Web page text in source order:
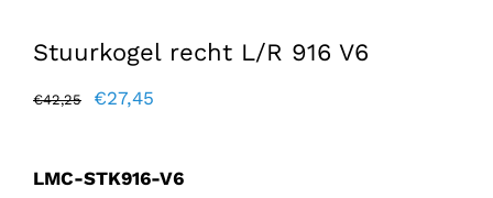
Stuurkogel recht L/R 916 V6
€42,25
Oorspronkelijke
€27,45
LMC-STK916-V6